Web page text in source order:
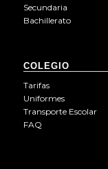
Secundaria
Bachillerato
COLEGIO
Tarifas
Uniformes
Transporte Escolar
FAQ